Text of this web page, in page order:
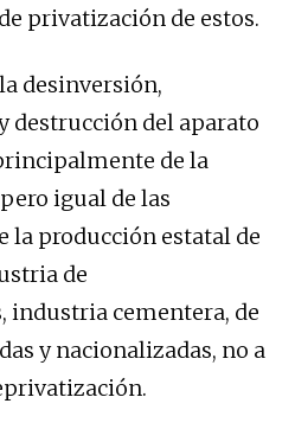
privatización de estos.
desinversión,
destrucción del aparato
de la
igual de las
la producción estatal de
de
industria cementera, de
y nacionalizadas, no a